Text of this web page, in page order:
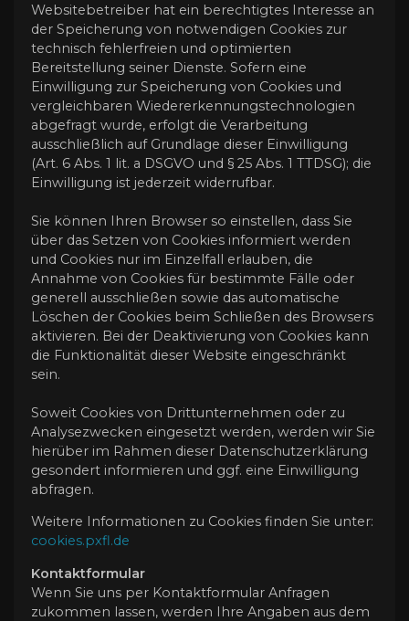
Websitebetreiber hat ein berechtigtes Interesse an
der Speicherung von notwendigen Cookies zur
technisch fehlerfreien und optimierten
Bereitstellung seiner Dienste. Sofern eine
Einwilligung zur Speicherung von Cookies und
vergleichbaren Wiedererkennungstechnologien
abgefragt wurde, erfolgt die Verarbeitung
ausschließlich auf Grundlage dieser Einwilligung
(Art. 6 Abs. 1 lit. a DSGVO und § 25 Abs. 1 TTDSG); die
Einwilligung ist jederzeit widerrufbar.
Sie können Ihren Browser so einstellen, dass Sie
über das Setzen von Cookies informiert werden
und Cookies nur im Einzelfall erlauben, die
Annahme von Cookies für bestimmte Fälle oder
generell ausschließen sowie das automatische
Löschen der Cookies beim Schließen des Browsers
aktivieren. Bei der Deaktivierung von Cookies kann
die Funktionalität dieser Website eingeschränkt
sein.
Soweit Cookies von Drittunternehmen oder zu
Analysezwecken eingesetzt werden, werden wir Sie
hierüber im Rahmen dieser Datenschutzerklärung
gesondert informieren und ggf. eine Einwilligung
abfragen.
Weitere Informationen zu Cookies finden Sie unter:
cookies.pxfl.de
Kontaktformular
Wenn Sie uns per Kontaktformular Anfragen
zukommen lassen, werden Ihre Angaben aus dem